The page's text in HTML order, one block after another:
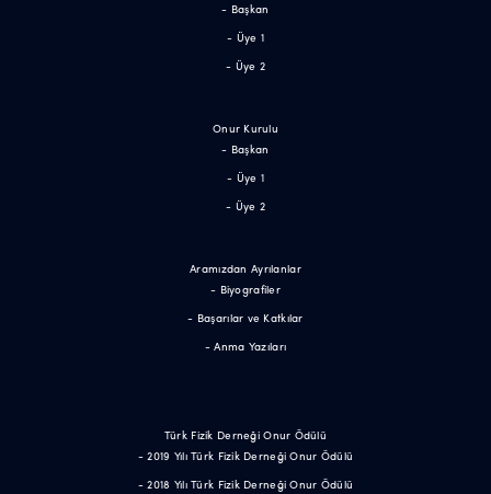
- Başkan
- Üye 1
- Üye 2
Onur Kurulu
- Başkan
- Üye 1
- Üye 2
Aramızdan Ayrılanlar
- Biyografiler
- Başarılar ve Katkılar
- Anma Yazıları
Türk Fizik Derneği Onur Ödülü
- 2019 Yılı Türk Fizik Derneği Onur Ödülü
- 2018 Yılı Türk Fizik Derneği Onur Ödülü